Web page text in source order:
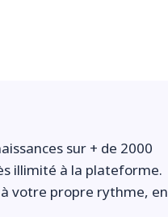
sur + de 2000
illimité à la plateforme.
votre propre rythme, en